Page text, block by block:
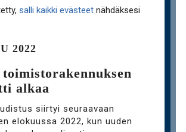
salli kaikki evästeetnähdäksesi
2022
toimistorakennuksen
alkaa
siirtyi seuraavaan
elokuussa 2022, kun uuden